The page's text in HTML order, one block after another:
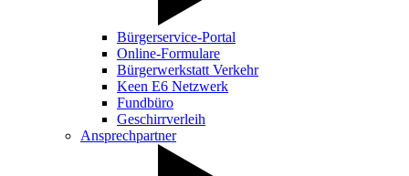
Bürgerservice-Portal
Online-Formulare
Bürgerwerkstatt Verkehr
Keen E6 Netzwerk
Fundbüro
Geschirrverleih
Ansprechpartner